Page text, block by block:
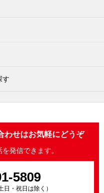
す
わせはお気軽にどうぞ
発信できます。
5809
・祝日は除く）